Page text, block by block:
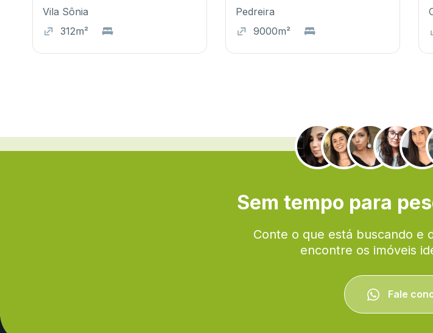
Vila Sônia
312m²
Pedreira
9000m²
.
Sem tempo para
Conte o que está buscando e
encontre os imóveis
Fale